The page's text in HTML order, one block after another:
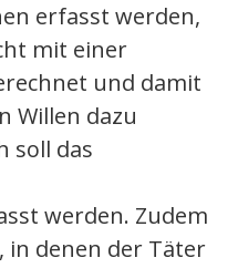
erfasst werden,
mit einer
und damit
Willen dazu
soll das
werden. Zudem
in denen der Täter